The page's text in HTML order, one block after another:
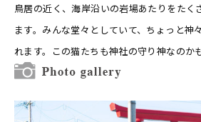
鳥居の近く、海岸沿いの岩場あたりをたく
ます。みんな堂々としていて、ちょっと神
れます。この猫たちも神社の守り神なのか